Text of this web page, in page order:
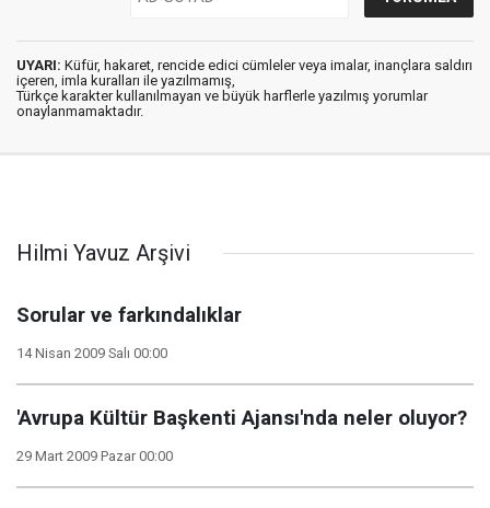
UYARI: Küfür, hakaret, rencide edici cümleler veya imalar, inançlara saldırı
içeren, imla kuralları ile yazılmamış,
Türkçe karakter kullanılmayan ve büyük harflerle yazılmış yorumlar
onaylanmamaktadır.
Hilmi Yavuz Arşivi
Sorular ve farkındalıklar
14 Nisan 2009 Salı 00:00
'Avrupa Kültür Başkenti Ajansı'nda neler oluyor?
29 Mart 2009 Pazar 00:00